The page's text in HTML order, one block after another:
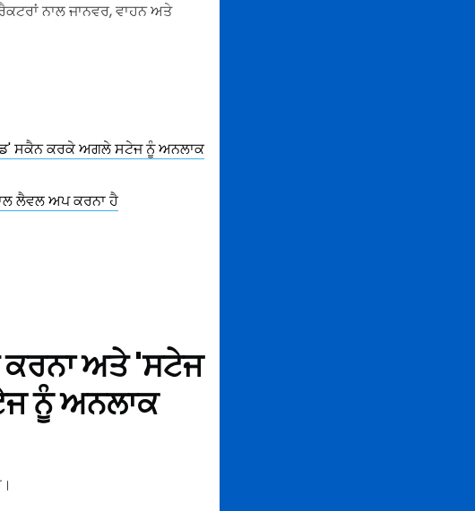
ਨਾਲ ਜਾਨਵਰ, ਵਾਹਨ ਅਤੇ
ਸਕੈਨ ਕਰਕੇ ਅਗਲੇ ਸਟੇਜ ਨੂੰ ਅਨਲਾਕ
ਲੈਵਲ ਅਪ ਕਰਨਾ ਹੈ
ਅਤੇ 'ਸਟੇਜ
ਨੂੰ ਅਨਲਾਕ